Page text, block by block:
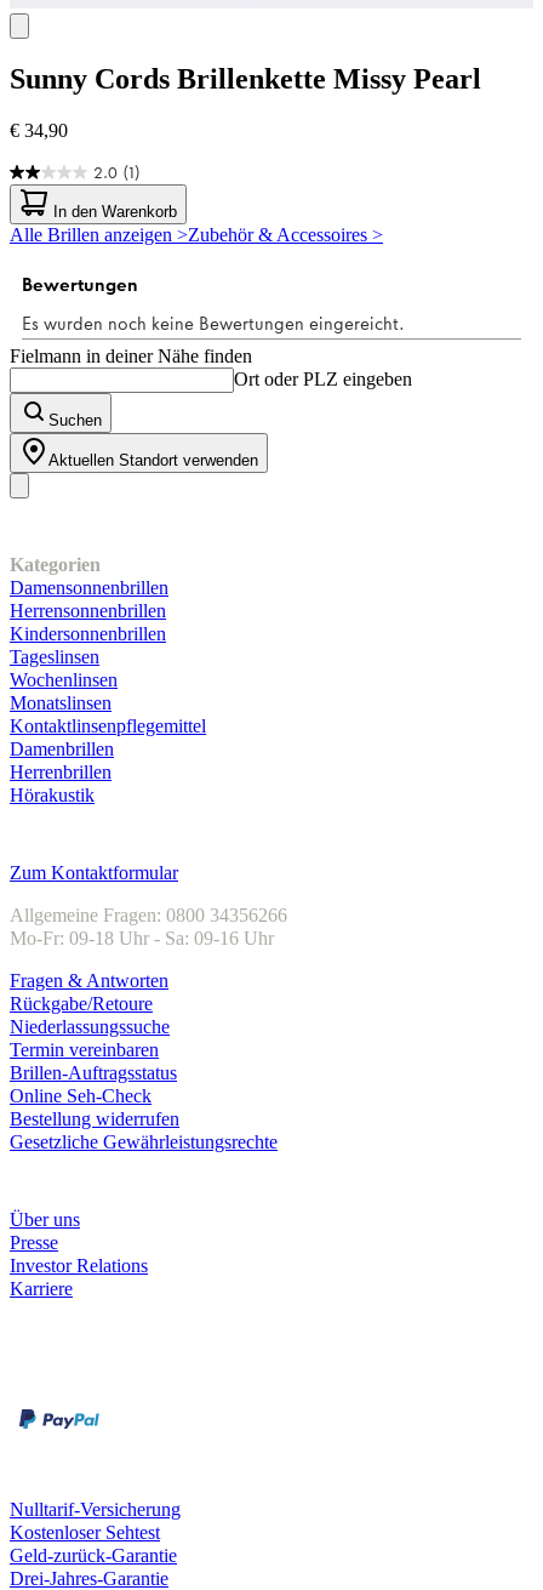
Sunny Cords Brillenkette Missy Pearl
€ 34,90
2.0 (1)
2.0
von
5
Sternen.
Bewertung
In den Warenkorb
Alle Brillen anzeigen >Zubehör & Accessoires >
Fielmann in deiner Nähe finden
Ort oder PLZ eingeben
Suchen
Aktuellen Standort verwenden
Kategorien
Damensonnenbrillen
Herrensonnenbrillen
Kindersonnenbrillen
Tageslinsen
Wochenlinsen
Monatslinsen
Kontaktlinsenpflegemittel
Damenbrillen
Herrenbrillen
Hörakustik
Zum Kontaktformular
Allgemeine Fragen: 0800 34356266
Mo-Fr: 09-18 Uhr - Sa: 09-16 Uhr
Fragen & Antworten
Rückgabe/Retoure
Niederlassungssuche
Termin vereinbaren
Brillen-Auftragsstatus
Online Seh-Check
Bestellung widerrufen
Gesetzliche Gewährleistungsrechte
Über uns
Presse
Investor Relations
Karriere
Nulltarif-Versicherung
Kostenloser Sehtest
Geld-zurück-Garantie
Drei-Jahres-Garantie